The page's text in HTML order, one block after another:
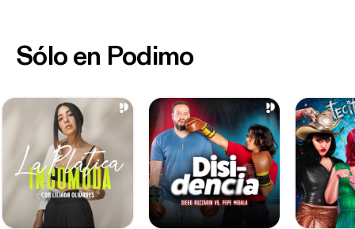
Sólo en Podimo